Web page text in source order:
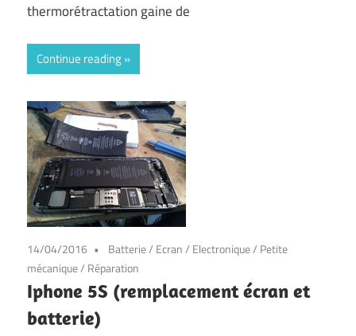
thermorétractation gaine de
Continue reading
14/04/2016 Batterie/ Ecran/ Electronique/ Petite
mécanique/ Réparation
Iphone 5S (remplacement écran et
batterie)